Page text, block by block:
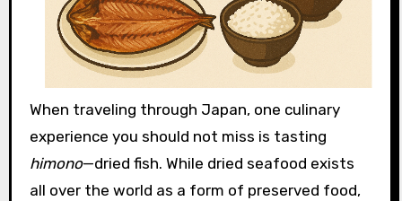
When traveling through Japan, one culinary
experience you should not miss is tasting
himono—dried fish. While dried seafood exists
all over the world as a form of preserved food,